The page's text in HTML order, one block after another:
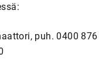
puh. 0400